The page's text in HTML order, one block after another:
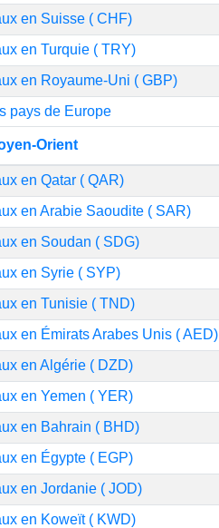
en Suisse ( CHF)
en Turquie ( TRY)
en Royaume-Uni ( GBP)
pays de Europe
Orient
en Qatar ( QAR)
en Arabie Saoudite ( SAR)
en Soudan ( SDG)
en Syrie ( SYP)
en Tunisie ( TND)
en Émirats Arabes Unis ( AED)
en Algérie ( DZD)
en Yemen ( YER)
en Bahrain ( BHD)
en Égypte ( EGP)
en Jordanie ( JOD)
en Koweït ( KWD)